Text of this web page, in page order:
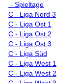
- Spieltage
C - Liga Nord 3
C - Liga Ost 1
C - Liga Ost 2
C - Liga Ost 3
C - Liga Süd
C - Liga West 1
C - Liga West 2